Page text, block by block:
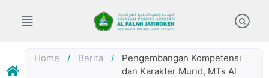
Home / Berita /
Pengembangan Kompetensi
dan Karakter Murid, MTs Al